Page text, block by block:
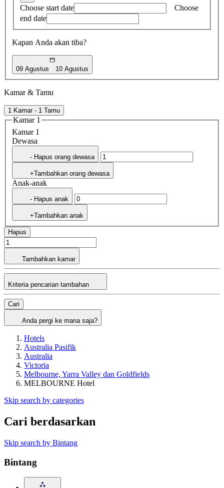
Choose start date
Choose
end date
Kapan Anda akan tiba?
09 Agustus 10 Agustus
Kamar & Tamu
1 Kamar - 1 Tamu
Kamar 1
Kamar 1
Dewasa
- Hapus orang dewasa
+Tambahkan orang dewasa
Anak-anak
- Hapus anak
+Tambahkan anak
Hapus
Tambahkan kamar
Kriteria pencarian tambahan
Cari
Anda pergi ke mana saja?
Hotels
Australia Pasifik
Australia
Victoria
Melbourne, Yarra Valley dan Goldfields
MELBOURNE Hotel
Skip search by categories
Cari berdasarkan
Skip search by Bintang
Bintang